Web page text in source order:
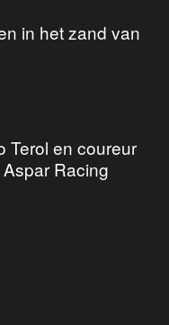
in het zand van
Terol en coureur
Racing